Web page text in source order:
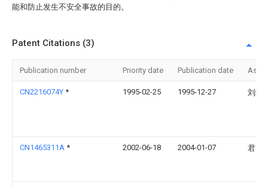
能和防止发生不安全事故的目的。
Patent Citations (3)
Publication number Priority date Publication date
CN2216074Y * 1995-02-25 1995-12-27 刘继
CN1465311A * 2002-06-18 2004-01-07 君 金